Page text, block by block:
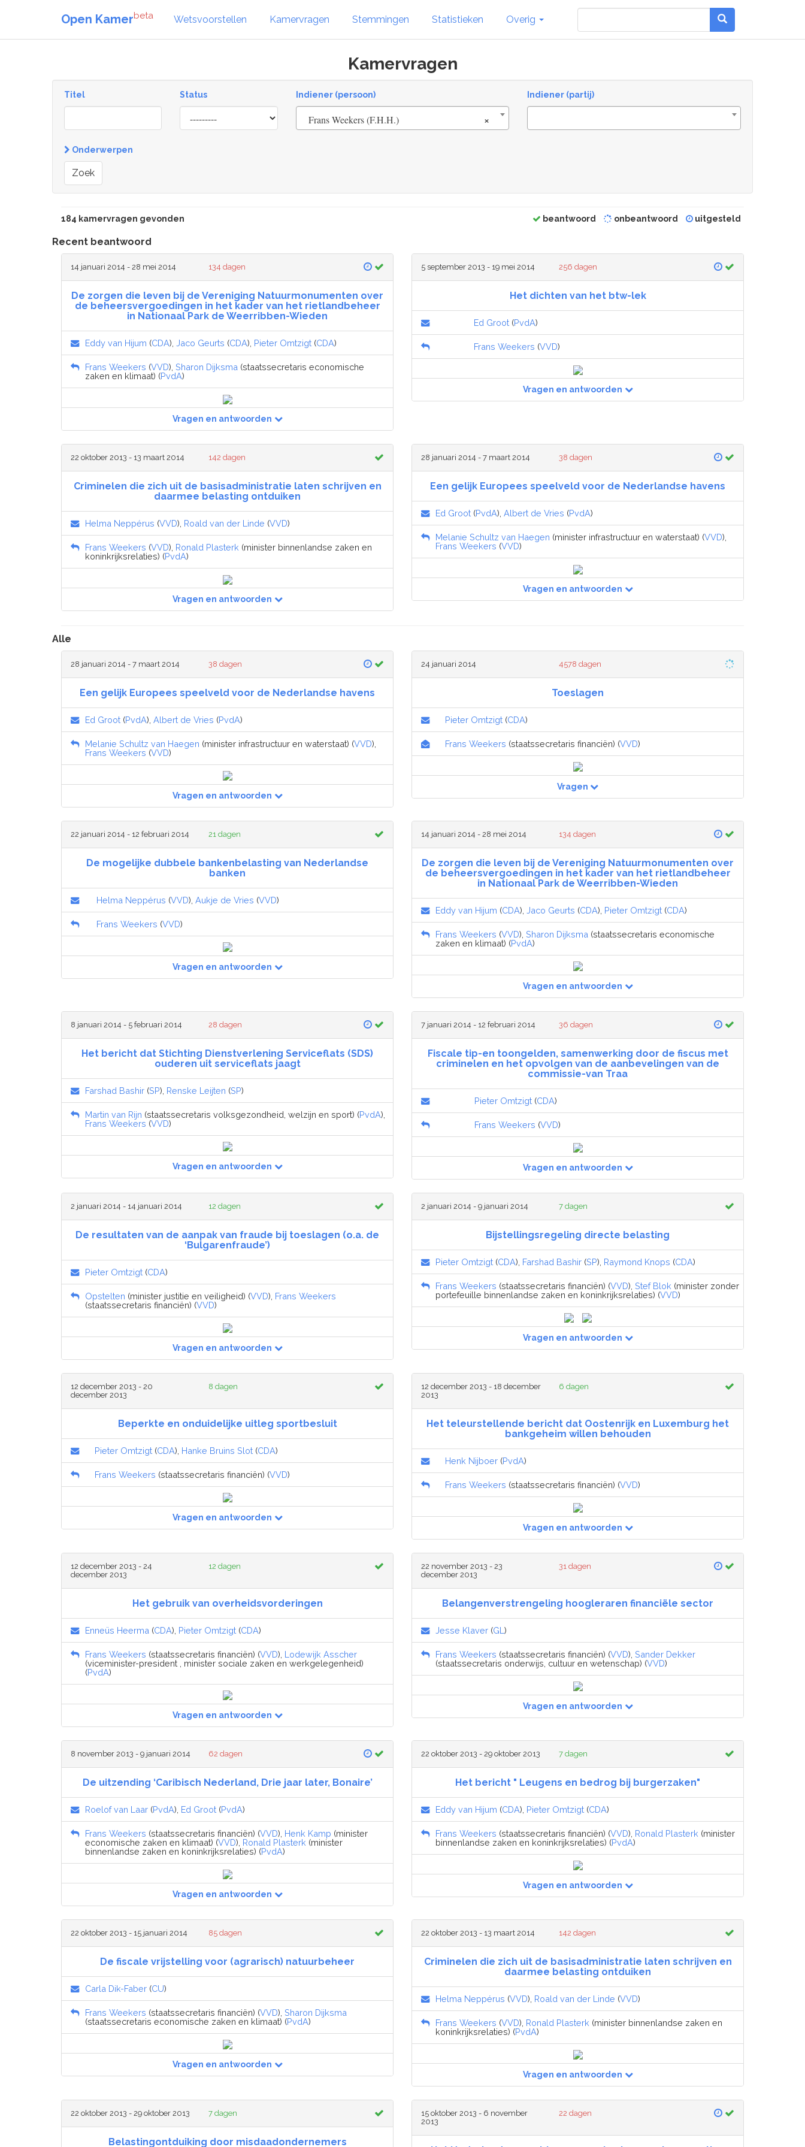
Open Kamerbeta Wetsvoorstellen Kamervragen Stemmingen Statistieken Overig
Kamervragen
Titel Status
[invalid
name]
Indiener (persoon)
×
Frans Weekers (F.H.H.)
Indiener (partij)
Onderwerpen
Zoek
184 kamervragen gevonden beantwoord onbeantwoord uitgesteld
Recent beantwoord
14 januari 2014 - 28 mei 2014 134 dagen
De zorgen die leven bij de Vereniging Natuurmonumenten over
de beheersvergoedingen in het kader van het rietlandbeheer
in Nationaal Park de Weerribben-Wieden
Eddy van Hijum (CDA), Jaco Geurts (CDA), Pieter Omtzigt (CDA)
Frans Weekers (VVD), Sharon Dijksma (staatssecretaris economische
zaken en klimaat) (PvdA)
Vragen en antwoorden
5 september 2013 - 19 mei 2014 256 dagen
Het dichten van het btw-lek
Ed Groot (PvdA)
Frans Weekers (VVD)
Vragen en antwoorden
22 oktober 2013 - 13 maart 2014 142 dagen
Criminelen die zich uit de basisadministratie laten schrijven en
daarmee belasting ontduiken
Helma Neppérus (VVD), Roald van der Linde (VVD)
Frans Weekers (VVD), Ronald Plasterk (minister binnenlandse zaken en
koninkrijksrelaties) (PvdA)
Vragen en antwoorden
28 januari 2014 - 7 maart 2014 38 dagen
Een gelijk Europees speelveld voor de Nederlandse havens
Ed Groot (PvdA), Albert de Vries (PvdA)
Melanie Schultz van Haegen (minister infrastructuur en waterstaat) (VVD),
Frans Weekers (VVD)
Vragen en antwoorden
Alle
28 januari 2014 - 7 maart 2014 38 dagen
Een gelijk Europees speelveld voor de Nederlandse havens
Ed Groot (PvdA), Albert de Vries (PvdA)
Melanie Schultz van Haegen (minister infrastructuur en waterstaat) (VVD),
Frans Weekers (VVD)
Vragen en antwoorden
24 januari 2014 4578 dagen
Toeslagen
Pieter Omtzigt (CDA)
Frans Weekers (staatssecretaris financiën) (VVD)
Vragen
22 januari 2014 - 12 februari 2014 21 dagen
De mogelijke dubbele bankenbelasting van Nederlandse
banken
Helma Neppérus (VVD), Aukje de Vries (VVD)
Frans Weekers (VVD)
Vragen en antwoorden
14 januari 2014 - 28 mei 2014 134 dagen
De zorgen die leven bij de Vereniging Natuurmonumenten over
de beheersvergoedingen in het kader van het rietlandbeheer
in Nationaal Park de Weerribben-Wieden
Eddy van Hijum (CDA), Jaco Geurts (CDA), Pieter Omtzigt (CDA)
Frans Weekers (VVD), Sharon Dijksma (staatssecretaris economische
zaken en klimaat) (PvdA)
Vragen en antwoorden
8 januari 2014 - 5 februari 2014 28 dagen
Het bericht dat Stichting Dienstverlening Serviceflats (SDS)
ouderen uit serviceflats jaagt
Farshad Bashir (SP), Renske Leijten (SP)
Martin van Rijn (staatssecretaris volksgezondheid, welzijn en sport) (PvdA),
Frans Weekers (VVD)
Vragen en antwoorden
7 januari 2014 - 12 februari 2014 36 dagen
Fiscale tip-en toongelden, samenwerking door de fiscus met
criminelen en het opvolgen van de aanbevelingen van de
commissie-van Traa
Pieter Omtzigt (CDA)
Frans Weekers (VVD)
Vragen en antwoorden
2 januari 2014 - 14 januari 2014 12 dagen
De resultaten van de aanpak van fraude bij toeslagen (o.a. de
‘Bulgarenfraude’)
Pieter Omtzigt (CDA)
Opstelten (minister justitie en veiligheid) (VVD), Frans Weekers
(staatssecretaris financiën) (VVD)
Vragen en antwoorden
2 januari 2014 - 9 januari 2014 7 dagen
Bijstellingsregeling directe belasting
Pieter Omtzigt (CDA), Farshad Bashir (SP), Raymond Knops (CDA)
Frans Weekers (staatssecretaris financiën) (VVD), Stef Blok (minister zonder
portefeuille binnenlandse zaken en koninkrijksrelaties) (VVD)
Vragen en antwoorden
12 december 2013 - 20
december 2013
8 dagen
Beperkte en onduidelijke uitleg sportbesluit
Pieter Omtzigt (CDA), Hanke Bruins Slot (CDA)
Frans Weekers (staatssecretaris financiën) (VVD)
Vragen en antwoorden
12 december 2013 - 18 december
2013
6 dagen
Het teleurstellende bericht dat Oostenrijk en Luxemburg het
bankgeheim willen behouden
Henk Nijboer (PvdA)
Frans Weekers (staatssecretaris financiën) (VVD)
Vragen en antwoorden
12 december 2013 - 24
december 2013
12 dagen
Het gebruik van overheidsvorderingen
Enneüs Heerma (CDA), Pieter Omtzigt (CDA)
Frans Weekers (staatssecretaris financiën) (VVD), Lodewijk Asscher
(viceminister-president , minister sociale zaken en werkgelegenheid)
(PvdA)
Vragen en antwoorden
22 november 2013 - 23
december 2013
31 dagen
Belangenverstrengeling hoogleraren financiële sector
Jesse Klaver (GL )
Frans Weekers (staatssecretaris financiën) (VVD), Sander Dekker
(staatssecretaris onderwijs, cultuur en wetenschap) (VVD)
Vragen en antwoorden
8 november 2013 - 9 januari 2014 62 dagen
De uitzending ‘Caribisch Nederland, Drie jaar later, Bonaire’
Roelof van Laar (PvdA), Ed Groot (PvdA)
Frans Weekers (staatssecretaris financiën) (VVD), Henk Kamp (minister
economische zaken en klimaat) (VVD), Ronald Plasterk (minister
binnenlandse zaken en koninkrijksrelaties) (PvdA)
Vragen en antwoorden
22 oktober 2013 - 29 oktober 2013 7 dagen
Het bericht " Leugens en bedrog bij burgerzaken"
Eddy van Hijum (CDA), Pieter Omtzigt (CDA)
Frans Weekers (staatssecretaris financiën) (VVD), Ronald Plasterk (minister
binnenlandse zaken en koninkrijksrelaties) (PvdA)
Vragen en antwoorden
22 oktober 2013 - 15 januari 2014 85 dagen
De fiscale vrijstelling voor (agrarisch) natuurbeheer
Carla Dik-Faber (CU)
Frans Weekers (staatssecretaris financiën) (VVD), Sharon Dijksma
(staatssecretaris economische zaken en klimaat) (PvdA)
Vragen en antwoorden
22 oktober 2013 - 13 maart 2014 142 dagen
Criminelen die zich uit de basisadministratie laten schrijven en
daarmee belasting ontduiken
Helma Neppérus (VVD), Roald van der Linde (VVD)
Frans Weekers (VVD), Ronald Plasterk (minister binnenlandse zaken en
koninkrijksrelaties) (PvdA)
Vragen en antwoorden
22 oktober 2013 - 29 oktober 2013 7 dagen
Belastingontduiking door misdaadondernemers
15 oktober 2013 - 6 november
2013
22 dagen